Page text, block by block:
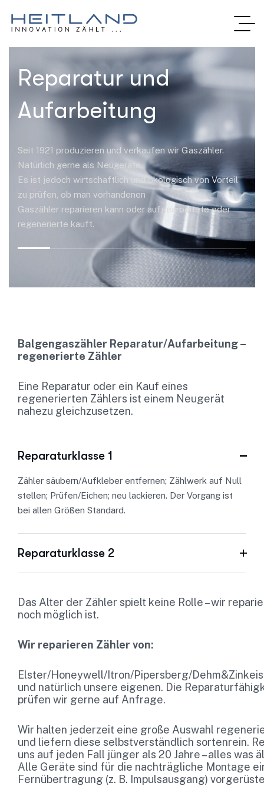
Reparatur und
Aufarbeitung
Seit 1921 produzieren und verkaufen wir Gaszähler.
Natürlich gerne als Neugeräte.
Es ist jedoch wirtschaftlich und ökologisch von Vorteil
zu prüfen, ob man vorhandenen
Gaszähler reparieren kann oder aufgearbeitete oder
regenerierte kauft.
Balgengaszähler Reparatur/Aufarbeitung –
regenerierte Zähler
Eine Reparatur oder ein Kauf eines
regenerierten Zählers ist einem Neugerät
nahezu gleichzusetzen.
Reparaturklasse 1
Zähler säubern/Aufkleber entfernen; Zählwerk auf Null
stellen; Prüfen/Eichen; neu lackieren. Der Vorgang ist
bei allen Größen Standard.
Reparaturklasse 2
Das Alter der Zähler spielt keine Rolle – wir
noch möglich ist.
Wir reparieren Zähler von:
Elster/Honeywell/Itron/Pipersberg/
und natürlich unsere eigenen. Die
prüfen wir gerne auf Anfrage.
Wir halten jederzeit eine große Auswahl
und liefern diese selbstverständlich sortenrein.
uns auf jeden Fall jünger als 20 Jahre – alles was
Alle Geräte sind für die nachträgliche Montage
Fernübertragung (z. B. Impulsausgang)